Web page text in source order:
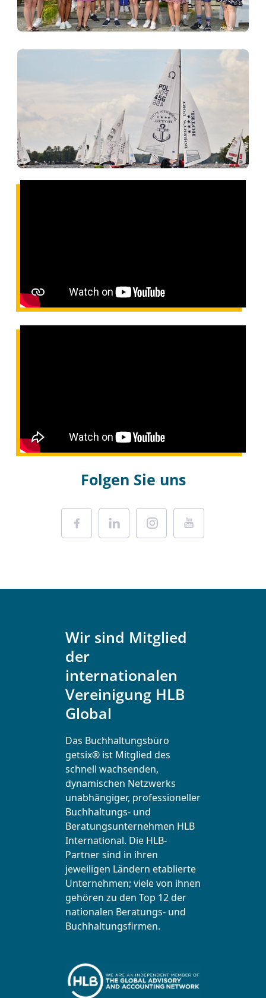
Folgen Sie uns
Wir sind Mitglied
der
internationalen
Vereinigung HLB
Global
Das Buchhaltungsbüro
getsix® ist Mitglied des
schnell wachsenden,
dynamischen Netzwerks
unabhängiger, professioneller
Buchhaltungs- und
Beratungsunternehmen HLB
International. Die HLB-
Partner sind in ihren
jeweiligen Ländern etablierte
Unternehmen; viele von ihnen
gehören zu den Top 12 der
nationalen Beratungs- und
Buchhaltungsfirmen.